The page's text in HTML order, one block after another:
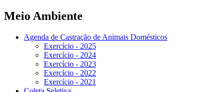
Meio Ambiente
Agenda de Castração de Animais Domésticos
Exercício - 2025
Exercício - 2024
Exercício - 2023
Exercício - 2022
Exercício - 2021